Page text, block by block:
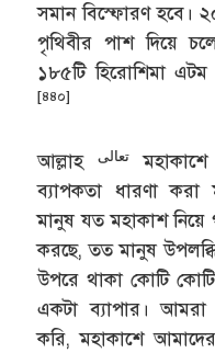
সমান বিস্ফোরণ হবে।
পৃথিবীর পাশ দিয়ে
১৮৫টি হিরোশিমা
[৪৪০]
আল্লাহتعالى
ব্যাপকতা ধারণা করা
মানুষ যত মহাকাশ নিয়ে
করছে, তত মানুষ
উপরে থাকা কোটি কোটি
একটা ব্যাপার। আমরা
করি, মহাকাশে